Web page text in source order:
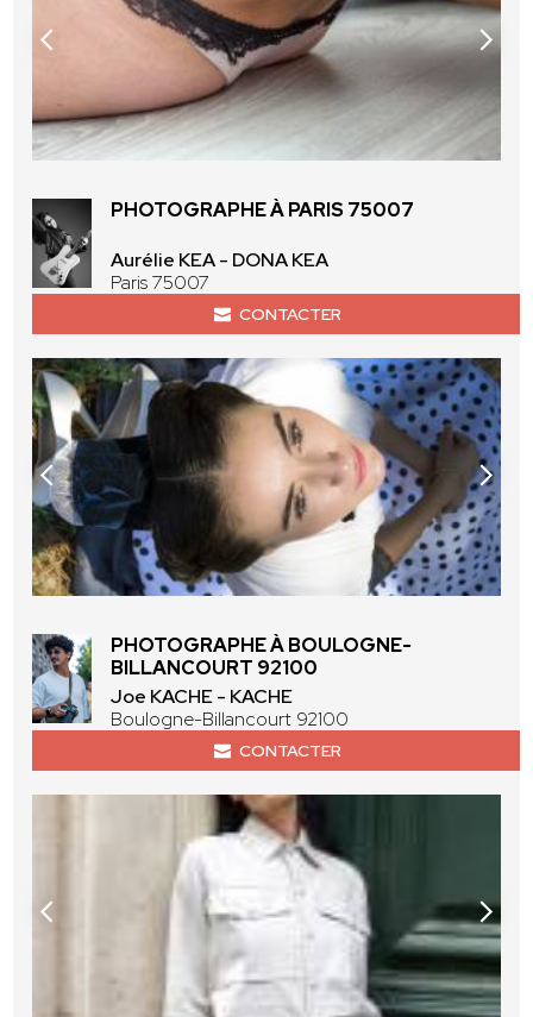
PHOTOGRAPHE À PARIS 75007
Aurélie KEA - DONA KEA
Paris 75007
CONTACTER
PHOTOGRAPHE À BOULOGNE-
BILLANCOURT 92100
Joe KACHE - KACHE
Boulogne-Billancourt 92100
CONTACTER